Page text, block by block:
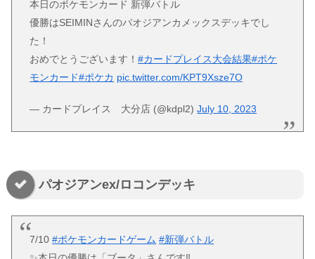
本日のポケモンカード 新弾バトル
優勝はSEIMINさんのパオジアンカメックスデッキでし
た！
おめでとうございます！#カードプレイス大会結果#ポケ
モンカード#ポケカ pic.twitter.com/KPT9Xsze7O
— カードプレイス 大分店 (@kdpl2)July 10, 2023
パオジアンex/ロコンデッキ
7/10#ポケモンカードゲーム #新弾バトル